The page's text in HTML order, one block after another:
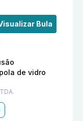
Bula
de vidro